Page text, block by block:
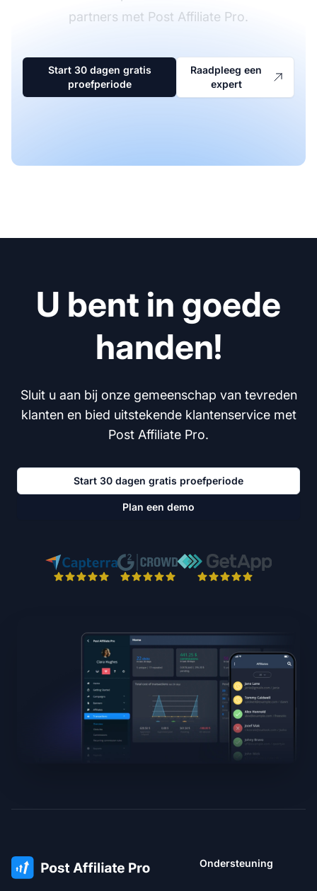
partners met Post Affiliate Pro.
Start 30 dagen gratis
proefperiode
Raadpleeg een
expert
U bent in goede
handen!
Sluit u aan bij onze gemeenschap van tevreden
klanten en bied uitstekende klantenservice met
Post Affiliate Pro.
Start 30 dagen gratis proefperiode
Plan een demo
Ondersteuning